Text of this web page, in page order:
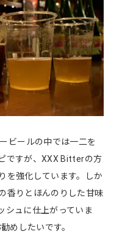
ビールの中では一二を
ですが、XXX Bitterの方
を強化しています。しか
香りとほんのりした甘味
シュに仕上がっていま
めしたいです。